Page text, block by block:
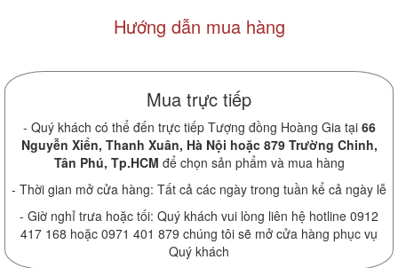
Hướng dẫn mua hàng
Mua trực tiếp
- Quý khách có thể đến trực tiếp Tượng đồng Hoàng Gia tại 66
Nguyễn Xiển, Thanh Xuân, Hà Nội hoặc 879 Trường Chinh,
Tân Phú, Tp.HCM để chọn sản phẩm và mua hàng
- Thời gian mở cửa hàng: Tất cả các ngày trong tuần kể cả ngày lễ
- Giờ nghỉ trưa hoặc tối: Quý khách vui lòng liên hệ hotline 0912
417 168 hoặc 0971 401 879 chúng tôi sẽ mở cửa hàng phục vụ
Quý khách